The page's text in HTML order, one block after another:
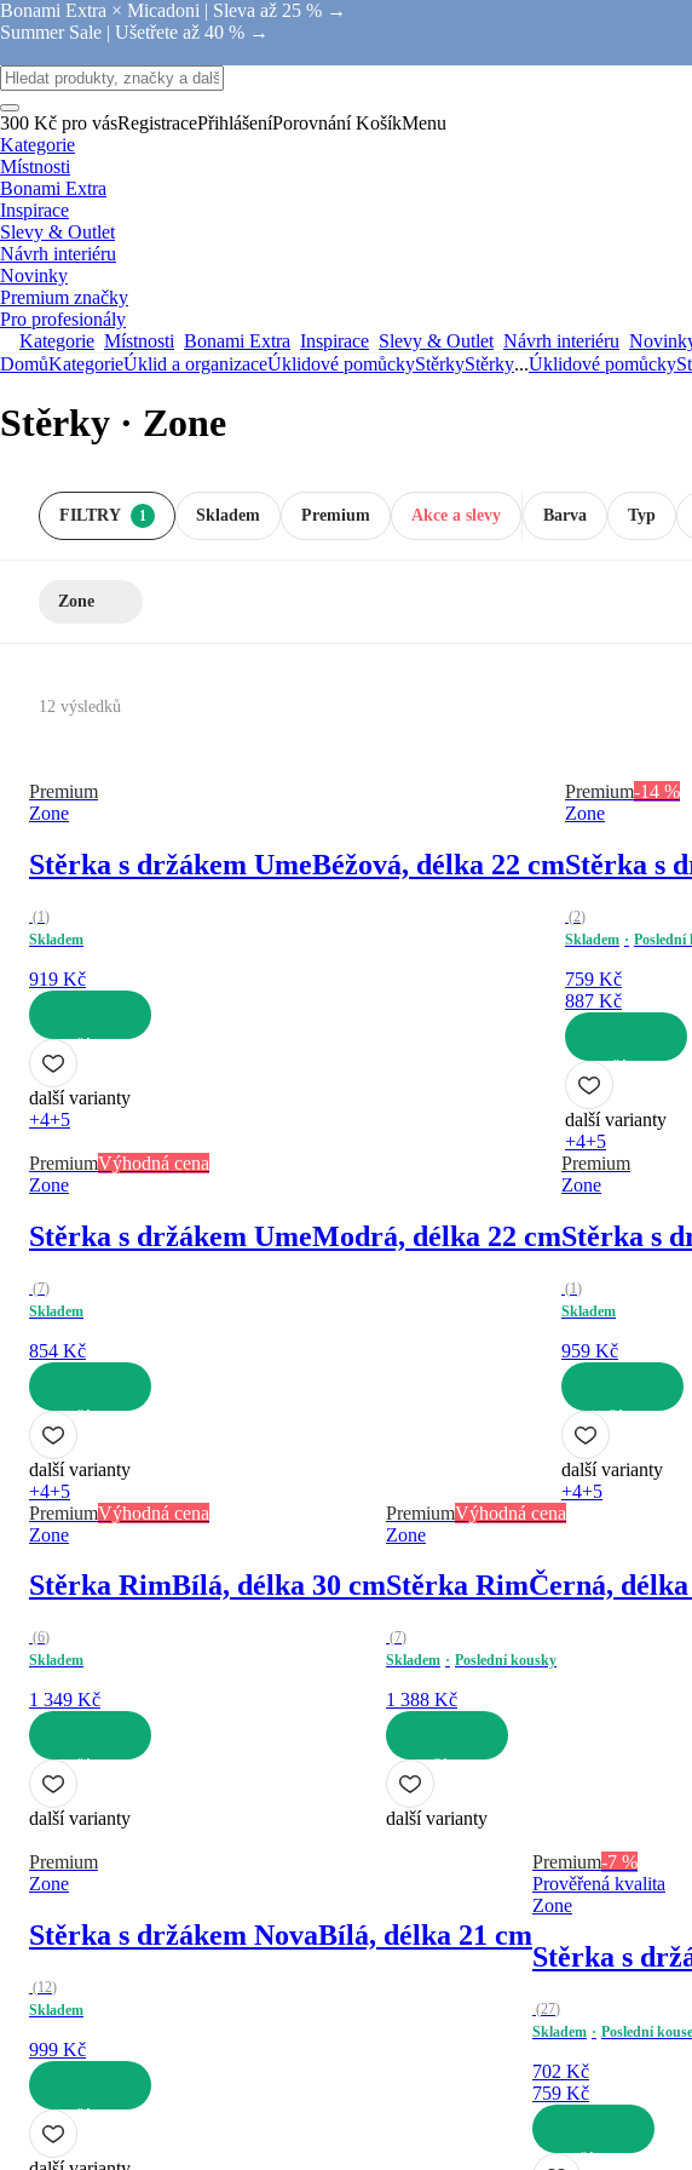
Bonami Extra × Micadoni | Sleva až 25 % →
Summer Sale | Ušetřete až 40 % →
300 Kč pro vásRegistracePřihlášeníPorovnání KošíkMenu
Kategorie
Místnosti
Bonami Extra
Inspirace
Slevy & Outlet
Návrh interiéru
Novinky
Premium značky
Pro profesionály
Kategorie Místnosti Bonami Extra Inspirace Slevy & Outlet Návrh interiéru
DomůKategorieÚklid a organizaceÚklidové pomůckyStěrkyStěrky...Úklidové pomůcky
Stěrky · Zone
FILTRY 1 Skladem Premium Akce a slevy Barva Typ
Zone
12 výsledků
Premium
Zone
Stěrka s držákem UmeBéžová, délka 22 cm
(1)
Skladem
919 Kč
DO KOŠÍKU
další varianty
+4+5
Premium-14 %
Zone
Stěrka s
(2)
Skladem
Poslední
759 Kč
887 Kč
DO KOŠÍKU
další varianty
+4+5
PremiumVýhodná cena
Zone
Stěrka s držákem UmeModrá, délka 22 cm
(7)
Skladem
854 Kč
DO KOŠÍKU
další varianty
+4+5
Premium
Zone
Stěrka s
(1)
Skladem
959 Kč
DO KOŠÍKU
další varianty
+4+5
PremiumVýhodná cena
Zone
Stěrka RimBílá, délka 30 cm
(6)
Skladem
1 349 Kč
DO KOŠÍKU
další varianty
PremiumVýhodná cena
Zone
Stěrka RimČerná,
(7)
Skladem
Poslední kousky
1 388 Kč
DO KOŠÍKU
další varianty
Premium
Zone
Stěrka s držákem NovaBílá, délka 21 cm
(12)
Skladem
999 Kč
DO KOŠÍKU
Premium-7 %
Prověřená kvalita
Zone
Stěrka s
(27)
Skladem
Poslední
702 Kč
759 Kč
DO KOŠÍKU